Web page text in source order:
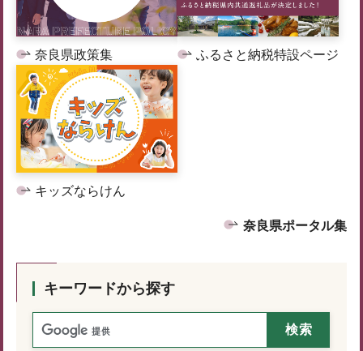
奈良県政策集 ふるさと納税特設ページ
キッズならけん
奈良県ポータル集
キーワードから探す